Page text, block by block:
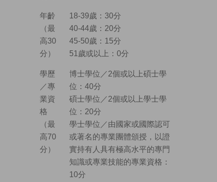
年齡
（最
高30
分）
18-39歲：30分
40-44歲：20分
45-50歲：15分
51歲或以上：0分
學歷
／專
業資
格
（最
高70
分）
博士學位／2個或以上碩士學
位：40分
碩士學位／2個或以上學士學
位：20分
學士學位／由國家或國際認可
或著名的專業團體頒授，以證
實持有人具有極高水平的專門
知識或專業技能的專業資格：
10分